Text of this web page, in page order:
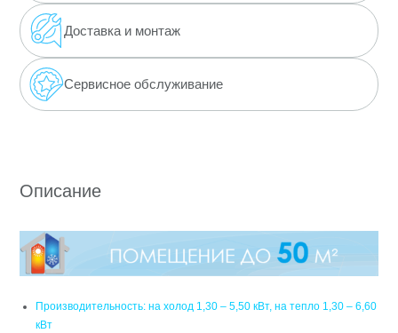
Доставка и монтаж
Сервисное обслуживание
Описание
Производительность: на холод 1,30 – 5,50 кВт, на тепло 1,30 – 6,60
кВт